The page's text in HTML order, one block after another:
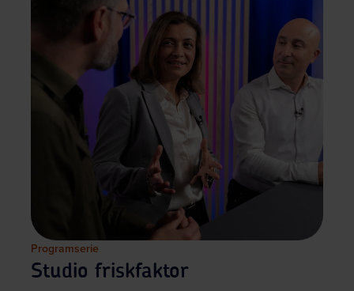
Programserie
Studio friskfaktor